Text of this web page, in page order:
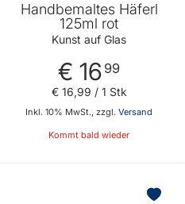
Handbemaltes Häferl
125ml rot
Kunst auf Glas
€ 16 99
Inkl. 10% MwSt., zzgl. Versand
€ 16,99 / 1 Stk
Kommt bald wieder